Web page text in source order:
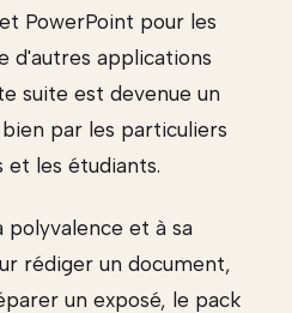
PowerPoint pour les
d'autres applications
suite est devenue un
par les particuliers
et les étudiants.
et à sa
rédiger un document,
un exposé, le pack